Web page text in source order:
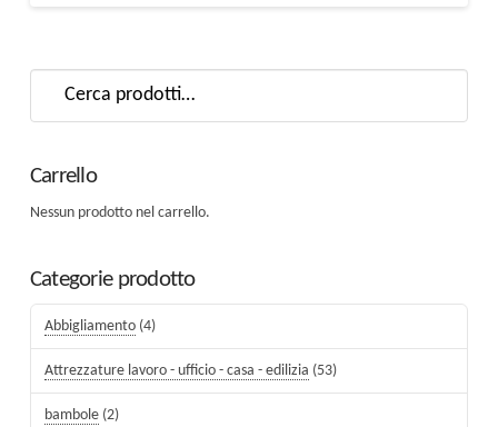
Carrello
Nessun prodotto nel carrello.
Categorie prodotto
Abbigliamento (4)
Attrezzature lavoro - ufficio - casa - edilizia (53)
bambole (2)